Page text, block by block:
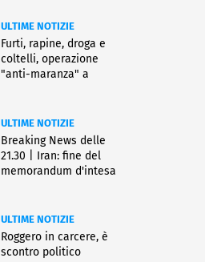
ULTIME NOTIZIE
Furti, rapine, droga e
coltelli, operazione
"anti-maranza" a
ULTIME NOTIZIE
Breaking News delle
21.30 | Iran: fine del
memorandum d'intesa
ULTIME NOTIZIE
Roggero in carcere, è
scontro politico